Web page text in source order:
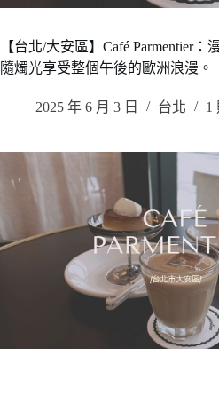
【台北/大安區】Café Parmentier
隨燭光享受整個午後的歐洲浪漫。
2025 年 6 月 3 日 台北 1